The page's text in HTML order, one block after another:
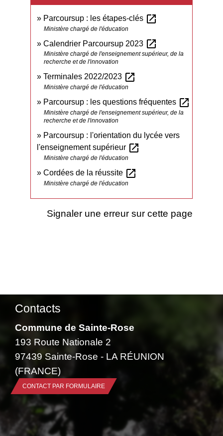
Parcoursup : les étapes-clés open_in_new
Ministère chargé de l'éducation
Calendrier Parcoursup 2023 open_in_new
Ministère chargé de l'enseignement supérieur, de la
recherche et de l'innovation
Terminales 2022/2023 open_in_new
Ministère chargé de l'éducation
Parcoursup : les questions fréquentes open_in_new
Ministère chargé de l'enseignement supérieur, de la
recherche et de l'innovation
Parcoursup : l'orientation du lycée vers
l'enseignement supérieur open_in_new
Ministère chargé de l'éducation
Cordées de la réussite open_in_new
Ministère chargé de l'éducation
Signaler une erreur sur cette page
Contacts
Commune de Sainte-Rose
193 Route Nationale 2
97439 Sainte-Rose - LA RÉUNION
(FRANCE)
CONTACT PAR FORMULAIRE